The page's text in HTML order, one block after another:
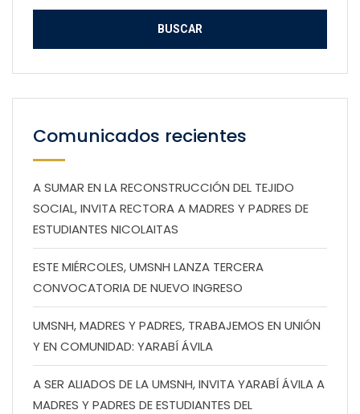
Comunicados recientes
A SUMAR EN LA RECONSTRUCCIÓN DEL TEJIDO
SOCIAL, INVITA RECTORA A MADRES Y PADRES DE
ESTUDIANTES NICOLAITAS
ESTE MIÉRCOLES, UMSNH LANZA TERCERA
CONVOCATORIA DE NUEVO INGRESO
UMSNH, MADRES Y PADRES, TRABAJEMOS EN UNIÓN
Y EN COMUNIDAD: YARABÍ ÁVILA
A SER ALIADOS DE LA UMSNH, INVITA YARABÍ ÁVILA A
MADRES Y PADRES DE ESTUDIANTES DEL